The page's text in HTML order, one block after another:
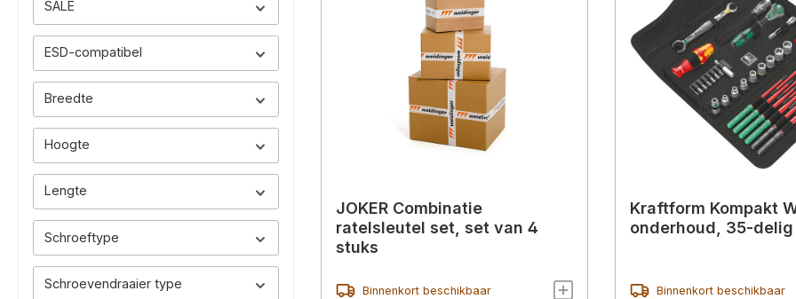
SALE
ESD-compatibel
Breedte
Hoogte
Lengte
Schroeftype
Schroevendraaier type
JOKER Combinatie
ratelsleutel set, set van 4
stuks
Binnenkort beschikbaar
Kraftform Kompakt
onderhoud, 35-delig
Binnenkort beschikbaar